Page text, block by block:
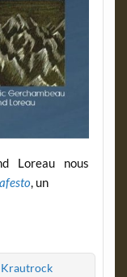
Loreau nous
, un